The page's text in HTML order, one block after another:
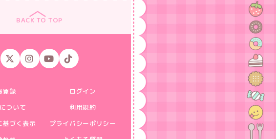
BACK TO TOP
登録
ログイン
ついて
利用規約
基づく表示
プライバシーポリシー